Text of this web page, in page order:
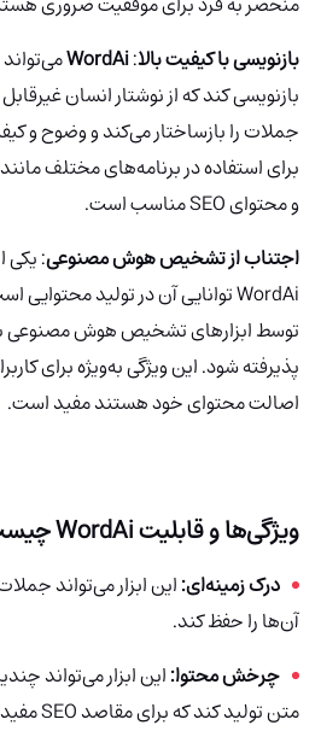
بازنویسی با کیفیت بالا:
WordAiمی‌تواند
بازنویسی کند که از نوشتار انسان
جملات را بازساختار می‌کند و وضوح و
برای استفاده در برنامه‌های مختلف
و محتوای SEO مناسب است.
اجتناب از تشخیص هوش مصنوعی: یکی
WordAiتوانایی آن در تولید محتوایی
توسط ابزارهای تشخیص هوش مصنوعی
پذیرفته شود. این ویژگی به‌ویژه برای
اصالت محتوای خود هستند مفید است.
ویژگی‌ها و قابلیتWordAi
درک زمینه‌ای:این ابزار می‌تواند
آن‌ها را حفظ کند.
چرخش محتوا:این ابزار می‌تواند
متن تولید کند که برای مقاصد SEO مفید است.